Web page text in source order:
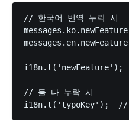
// 한국어 번역 누락 시
i18n.t('newFeature');
// 둘 다 누락 시